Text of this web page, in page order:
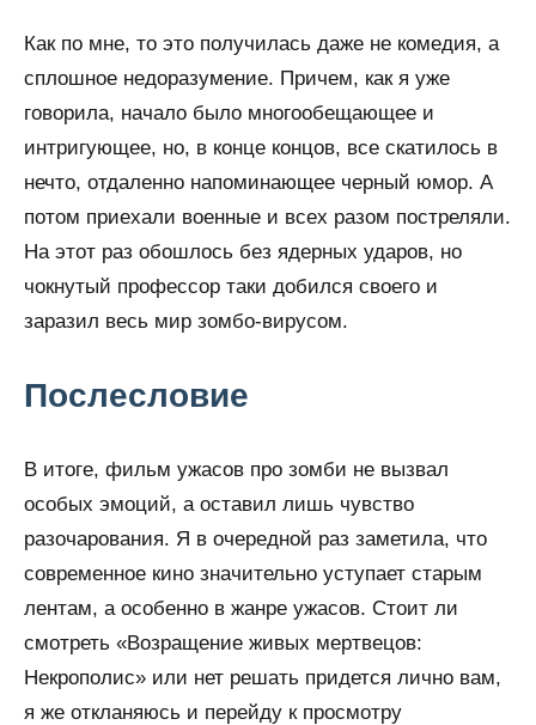
Как по мне, то это получилась даже не комедия, а
сплошное недоразумение. Причем, как я уже
говорила, начало было многообещающее и
интригующее, но, в конце концов, все скатилось в
нечто, отдаленно напоминающее черный юмор. А
потом приехали военные и всех разом постреляли.
На этот раз обошлось без ядерных ударов, но
чокнутый профессор таки добился своего и
заразил весь мир зомбо-вирусом.
Послесловие
В итоге, фильм ужасов про зомби не вызвал
особых эмоций, а оставил лишь чувство
разочарования. Я в очередной раз заметила, что
современное кино значительно уступает старым
лентам, а особенно в жанре ужасов. Стоит ли
смотреть «Возращение живых мертвецов:
Некрополис» или нет решать придется лично вам,
я же откланяюсь и перейду к просмотру